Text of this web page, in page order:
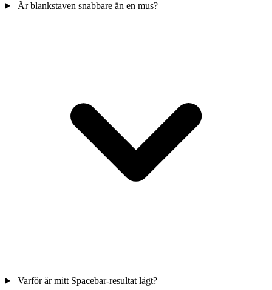
Är blankstaven snabbare än en mus?
Varför är mitt Spacebar-resultat lågt?